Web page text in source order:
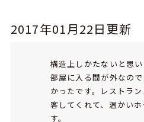
2017年01月22日更新
構造上しかたないと思
部屋に入る間が外なの
かったです。レストラ
客してくれて、温かい
す。